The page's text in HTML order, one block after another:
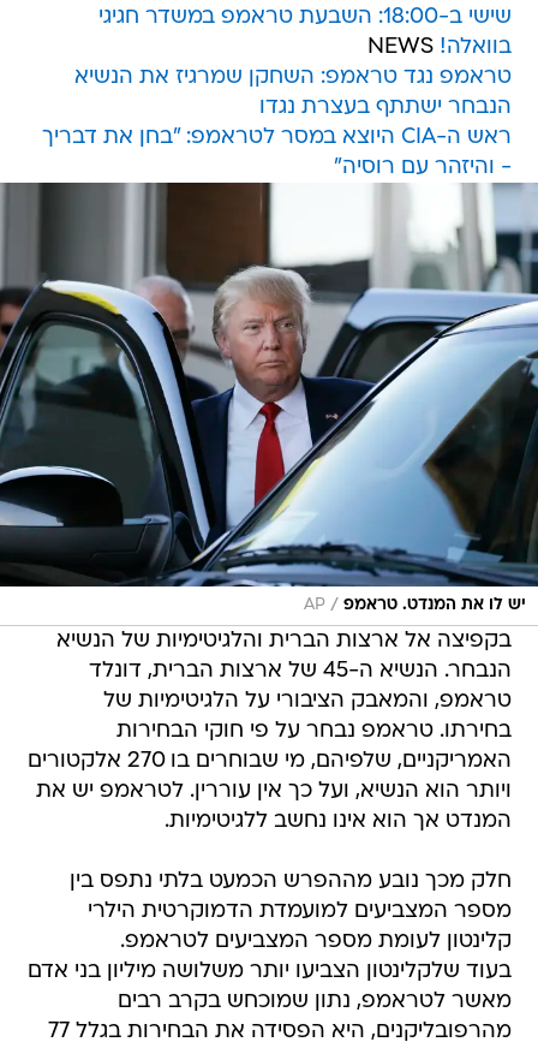
שישי ב-18:00: השבעת טראמפ במשדר חגיגי
בוואלה! NEWS
טראמפ נגד טראמפ: השחקן שמרגיז את הנשיא
הנבחר ישתתף בעצרת נגדו
ראש ה-CIA היוצא במסר לטראמפ: "בחן את דבריך
- והיזהר עם רוסיה"
יש לו את המנדט. טראמפ /
AP
בקפיצה אל ארצות הברית והלגיטימיות של הנשיא
הנבחר. הנשיא ה-45 של ארצות הברית, דונלד
טראמפ, והמאבק הציבורי על הלגיטימיות של
בחירתו. טראמפ נבחר על פי חוקי הבחירות
האמריקניים, שלפיהם, מי שבוחרים בו 270 אלקטורים
ויותר הוא הנשיא, ועל כך אין עוררין. לטראמפ יש את
המנדט אך הוא אינו נחשב ללגיטימיות.
חלק מכך נובע מההפרש הכמעט בלתי נתפס בין
מספר המצביעים למועמדת הדמוקרטית הילרי
קלינטון לעומת מספר המצביעים לטראמפ.
בעוד שלקלינטון הצביעו יותר משלושה מיליון בני אדם
מאשר לטראמפ, נתון שמוכחש בקרב רבים
מהרפובליקנים, היא הפסידה את הבחירות בגלל 77